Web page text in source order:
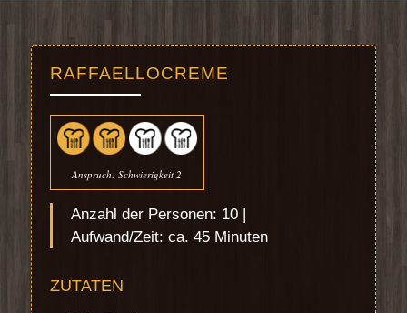
RAFFAELLOCREME
Anspruch: Schwierigkeit 2
Anzahl der Personen: 10 |
Aufwand/Zeit: ca. 45 Minuten
ZUTATEN